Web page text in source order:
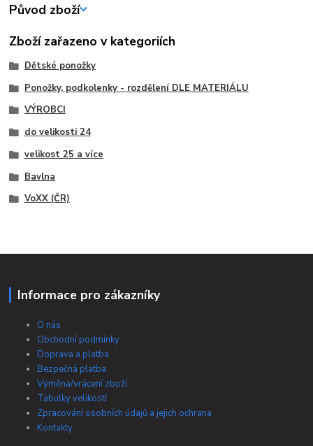
Původ zboží
Zboží zařazeno v kategoriích
Dětské ponožky
Ponožky, podkolenky - rozdělení DLE MATERIÁLU
VÝROBCI
do velikosti 24
velikost 25 a více
Bavlna
VoXX (ČR)
Informace pro zákazníky
O nás
Obchodní podmínky
Doprava a platba
Bezpečná platba
Výměna/vrácení zboží
Tabulky velikostí
Zpracování osobních údajů a jejich ochrana
Kontakty